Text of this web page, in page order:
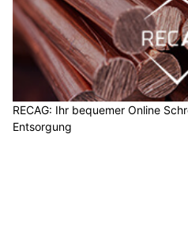
RECAG: Ihr bequemer Online
Entsorgung